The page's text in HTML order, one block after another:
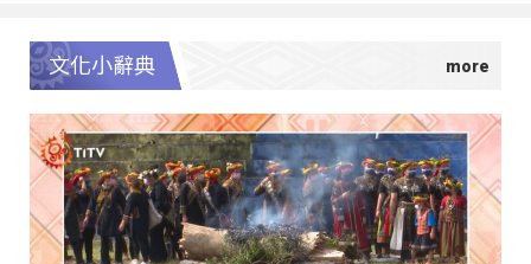
文化小辭典